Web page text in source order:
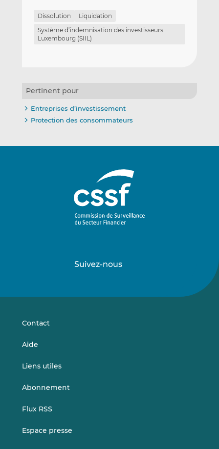
Dissolution
Liquidation
Système d’indemnisation des investisseurs
Luxembourg (SIIL)
Pertinent pour
Entreprises d’investissement
Protection des consommateurs
Suivez-nous
sursur
Contact
Aide
Liens utiles
Abonnement
Flux RSS
Espace presse